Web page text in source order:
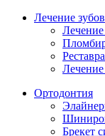
Лечение зубов
Лечение
Лечение
Ортодонтия
Брекет